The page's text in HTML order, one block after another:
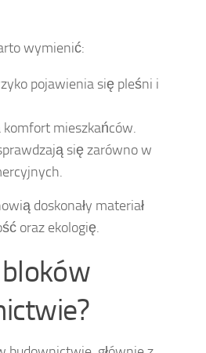
wymienić:
pojawienia się pleśni i
mieszkańców.
się zarówno w
doskonały materiał
oraz ekologię.